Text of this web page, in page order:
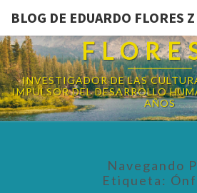
BLOG DE EDUARDO FLORES Z
BLOG DE
INVESTIGADOR DE LAS
IMPULSOR DEL DESARROLLO
AÑOS
Navegando
Etiqueta: